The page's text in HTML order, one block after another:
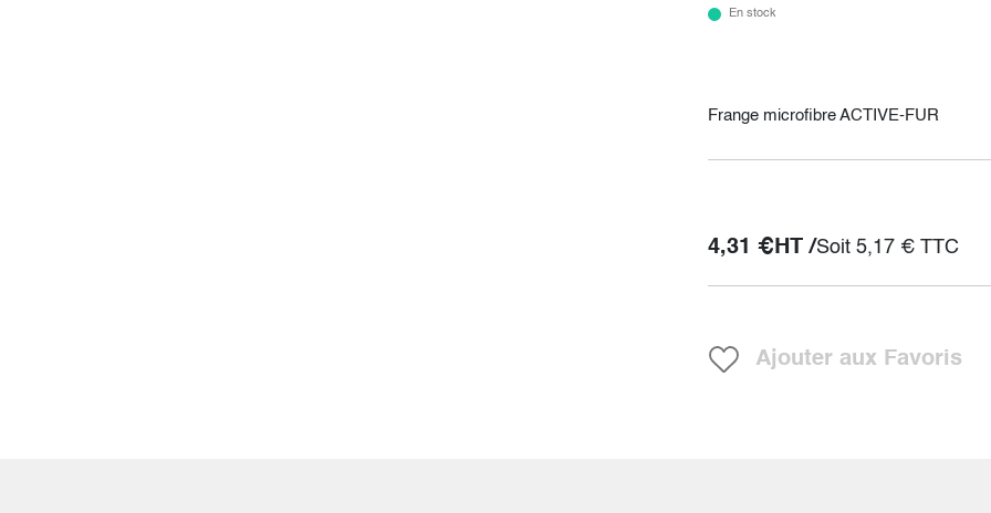
En stock
Frange microfibre ACTIVE-FUR
4,31 € HT /Soit 5,17 €TTC
Ajouter aux Favoris